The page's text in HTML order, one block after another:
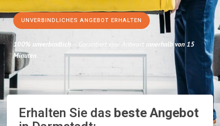
UNVERBINDLICHES ANGEBOT ERHALTEN
100% unverbindlich – Garantiert eine Antwort innerhalb von 15
Minuten.
Erhalten Sie dasbeste Angebot